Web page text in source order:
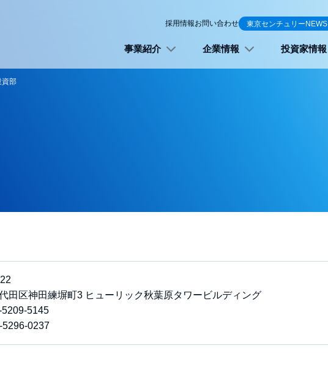
事業紹介 企業情報 投資家情報
採用情報お問い合わせ 東京センチュリーNEWS
資部
田区神田練塀町3 ヒューリック秋葉原タワービルディング
5145
5296-0237